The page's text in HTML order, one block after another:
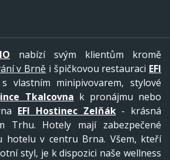
nabízí svým klientům kromě
v Brně i špičkovou restauraci EFI
vlastním minipivovarem, stylové
Tkalcovna k pronájmu nebo
EFI Hostinec Zelňák- krásná
Trhu. Hotely mají zabezpečené
hotelu v centru Brna. Všem, kteří
styl, je k dispozici naše wellness